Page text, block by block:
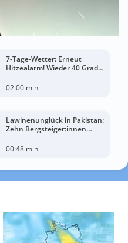
7-Tage-Wetter: Erneut
Hitzealarm! Wieder 40 Grad
02:00 min
Lawinenunglück in Pakistan:
Zehn Bergsteiger:innen
00:48 min